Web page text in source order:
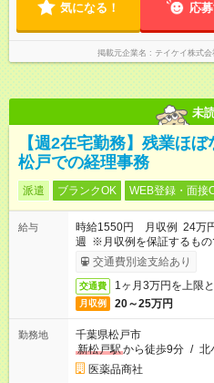
気になる！ 応
掲載元企業名 テイケイ株式
未
【週2在宅勤務】残業ほ
松戸での経理事務
派遣 ブランクOK WEB登録・面接
給与
時給1550円 月収例 24万
週 ※月収例を保証するも
ービス利用可（利用条件有）
交通費別途支給あり
交通費 1ヶ月3万円を上限
月収例 20～25万円
勤務地
千葉県松戸市
新松戸駅から徒歩9分 / 北
医薬品商社